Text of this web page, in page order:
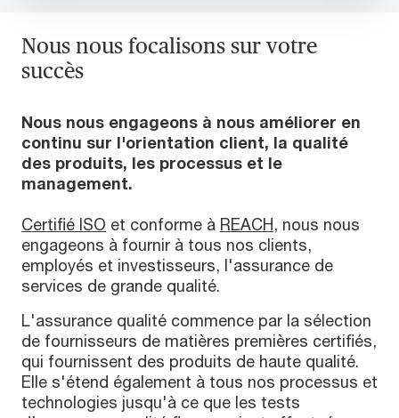
Nous nous focalisons sur votre
succès
Nous nous engageons à nous améliorer en
continu sur l'orientation client, la qualité
des produits, les processus et le
management.
Certifié ISO et conforme à REACH, nous nous
engageons à fournir à tous nos clients,
employés et investisseurs, l'assurance de
services de grande qualité.
L'assurance qualité commence par la sélection
de fournisseurs de matières premières certifiés,
qui fournissent des produits de haute qualité.
Elle s'étend également à tous nos processus et
technologies jusqu'à ce que les tests